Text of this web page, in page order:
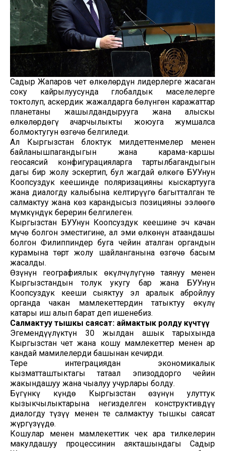
Садыр Жапаров чет өлкөлөрдүн лидерлерге жасаган
соңку кайрылуусунда глобалдык маселелерге
токтолуп, аскердик жаңжалдарга бөлүнгөн каражаттар
планетаны жашылдандырууга жана алыскы
өлкөлөрдөгү ачарчылыкты жоюуга жумшалса
болмоктугун өзгөчө белгиледи.
Ал Кыргызстан блоктук милдеттенмелер менен
байланышпагандыгын жана карама-каршы
геосаясий конфигурацияларга тартылбагандыгын
дагы бир жолу эскертип, бул жагдай өлкөгө БУУнун
Коопсуздук кеңешинде поляризацияны кыскартууга
жана диалогду калыбына келтирүүгө багытталган тең
салмактуу жана көз карандысыз позицияны ээлөөгө
мүмкүндүк берерин белгилеген.
Кыргызстан БУУнун Коопсуздук кеңешине эч качан
мүчө болгон эместигине, ал эми өлкөнүн атаандашы
болгон Филиппиндер буга чейин аталган органдын
курамына төрт жолу шайланганына өзгөчө басым
жасалды.
Өзүнүн географиялык өкүлчүлүгүнө таянуу менен
Кыргызстандын толук укугу бар жана БУУнун
Коопсуздук кеңеши сыяктуу эл аралык абройлуу
органда чакан мамлекеттердин татыктуу өкүлү
катары иш алып барат деп ишенебиз.
Салмактуу тышкы саясат: аймактык ролду күчөтүү
Эгемендүүлүктүн 30 жылдан ашык тарыхында
Кыргызстан чет жана коңшу мамлекеттер менен ар
кандай мамилелерди башынан кечирди.
Терең интеграциядан экономикалык
кызматташтыктагы ​​татаал эпизоддорго чейин
жакындашуу жана чыңалуу учурлары болду.
Бүгүнкү күндө Кыргызстан өзүнүн улуттук
кызыкчылыктарына негизделген конструктивдүү
диалогду түзүү менен тең салмактуу тышкы саясат
жүргүзүүдө.
Коңшулар менен мамлекеттик чек ара тилкелерин
макулдашуу процессинин аякташындагы Садыр